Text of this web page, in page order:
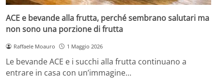
ACE e bevande alla frutta, perché sembrano salutari ma
non sono una porzione di frutta
Raffaele Moauro 1 Maggio 2026
Le bevande ACE e i succhi alla frutta continuano a
entrare in casa con un’immagine…